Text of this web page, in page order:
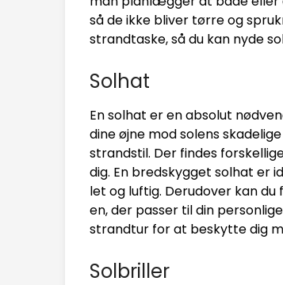
så de ikke bliver tørre og
strandtaske, så du kan nyde
Solhat
En solhat er en absolut
dine øjne mod solens
strandstil. Der findes
dig. En bredskygget solhat er
let og luftig. Derudover kan
en, der passer til din
strandtur for at beskytte dig
Solbriller